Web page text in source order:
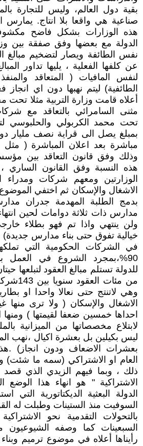
بقية دول العالم، وليس للتجارة
صناعية هي واقعا بلا انتاج.
هذه الوزارات بشكل فاضح
الدولة مع بعضها وفق صفقة بين
نفس الطائفة ويصار لتضخيم مبالغ
عن كلفها الفعلية ، يليها تداور
لنفس المافيات ( المتعاقد
الطائفية) ليتم نهبها دون اي
أعلاه قامت وزارة التربية مثلا
مثنى السامرائي بالتعاقد مع
تحت محمد الكربولي والحلبوسي
مباشرة بعد اعلان المباشرة (
وذلك وفق قانون التعاقد بين
هذه النسبة وفق القانون الساري
الوزارتين ومعهم شركات ومدراء
الاشغال والإسكان ثم اختفي الموضوع
بدمج الطلبة المهدمة جدران
مدارس ذات ثلاثة دوامات لحين
ولن ينتهي واذا تم فهو بطلاء
خيالية تفوق حتى بناء مدارس جديدة)
في الشركات الحكومية التي
90%،بمجرد الشروع في العمل
للدولة تستلم مبالغ العقود لتبلعها
من مئات
وهي لاتنتج حتى نعالا واحدا او
الاشغال والإسكان ( ولا ترى
احداها خمسين ضعفا لقيمتها ) ومنها
لابتلاع مخصصاتها من الميزانية
ليس بكيلين بل بعشرة اكيال ،نهب
بعشرات الاضعاف ودون انجاز)
العام او الاشتراكي (سمه ما شئت)
ذلك ، وبما فيهم الزيدي الذي قصد
الاشتراكية " هو انهاء هذا
الدولة البعثية الديكتاتورية
السوفيت منذ الستينات وطبلت له
بالتحولات التقدمية نحو
السبعينات كما وصفه الشيوعيون
رأيناها أعلاه في موضوع ترميم